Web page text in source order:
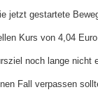
jetzt gestartete
Kurs von 4,04
noch lange nicht
Fall verpassen